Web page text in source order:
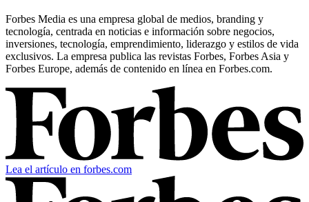
Forbes Media es una empresa global de medios, branding y
tecnología, centrada en noticias e información sobre negocios,
inversiones, tecnología, emprendimiento, liderazgo y estilos de vida
exclusivos. La empresa publica las revistas Forbes, Forbes Asia y
Forbes Europe, además de contenido en línea en Forbes.com.
Lea el artículo en forbes.com